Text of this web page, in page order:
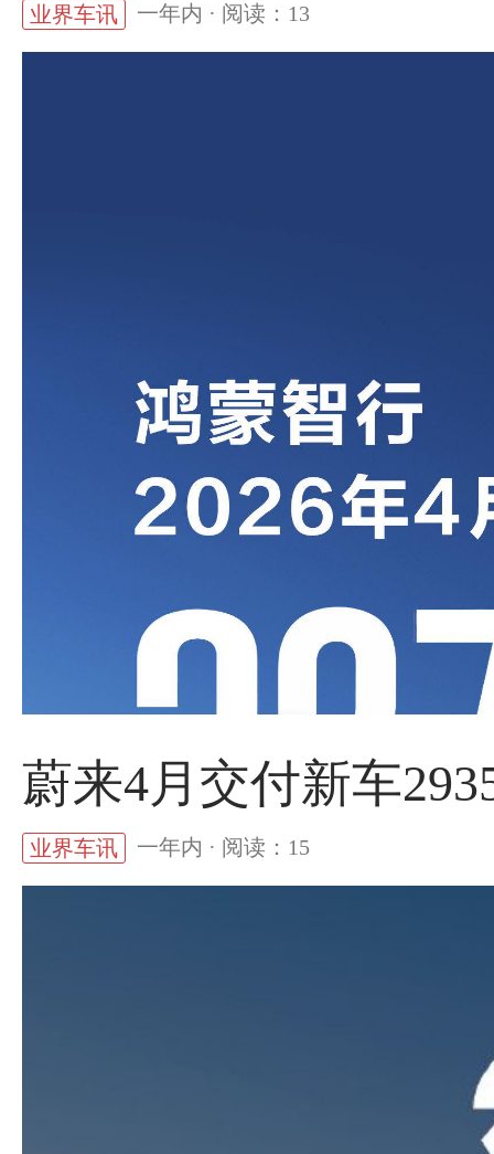
业界车讯 一年内 · 阅读：13
蔚来4月交付新车
业界车讯 一年内 · 阅读：15